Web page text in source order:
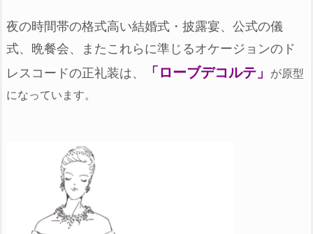
夜の時間帯の格式高い結婚式・披露宴、 公式の儀
式、晩餐会、
またこれらに準じるオケージョンのド
レスコードの正礼装は、 「ローブデコルテ」 が原型
になっています。